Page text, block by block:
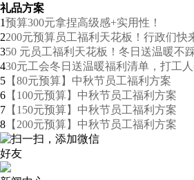
礼品方案
1预算300元拿捏高级感+实用性！
2200元预算员工福利天花板！行政们快
350 元员工福利天花板！冬日送温暖不
430元工会冬日送温暖福利清单，打工人
5 【80元预算】中秋节员工福利方案
6 【100元预算】中秋节员工福利方案
7 【150元预算】中秋节员工福利方案
8 【200元预算】中秋节员工福利方案